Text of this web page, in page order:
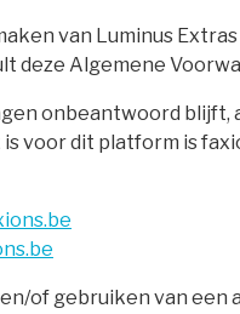
van Luminus
deze Algemene
onbeantwoord blijft,
voor dit platform is
of gebruiken van